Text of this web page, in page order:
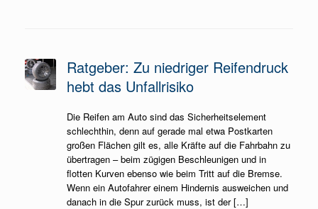
Ratgeber: Zu niedriger Reifendruck
hebt das Unfallrisiko
Die Reifen am Auto sind das Sicherheitselement
schlechthin, denn auf gerade mal etwa Postkarten
großen Flächen gilt es, alle Kräfte auf die Fahrbahn zu
übertragen – beim zügigen Beschleunigen und in
flotten Kurven ebenso wie beim Tritt auf die Bremse.
Wenn ein Autofahrer einem Hindernis ausweichen und
danach in die Spur zurück muss, ist der […]